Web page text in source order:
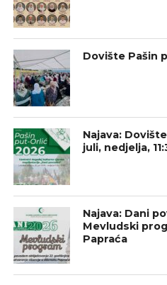
Dovište Pašin
Najava:
juli, nedjelja,
Najava: Dani
Mevludski
Papraća